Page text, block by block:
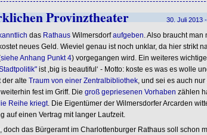
30. Juli 2013
Provinztheater
das RathausWilmersdorfaufgeben. Also braucht man
neues Geld. Wieviel genau ist noch unklar, da hier strikt
siehe Anhang Punkt 4) vorgegangen wird. Ein weiteres
ist ‚big is beautiful‘ - Motto: koste es was es wolle
der alte Traum von einer Zentralbibliothek, und sei es auch nur
fest im Griff. Die groß gepriesenen Vorhaben zählen
Reihe kriegt. Die Eigentümer der Wilmersdorfer Arcarden
auf einen Vertrag mit langer Laufzeit.
das Bürgeramt im Charlottenburger Rathaus soll schon